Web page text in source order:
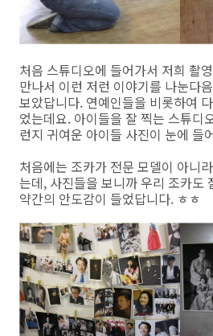
처음 스튜디오에 들어가서 저희 촬
만나서 이런 저런 이야기를 나눈다
보았답니다. 연예인들을 비롯하여
었는데요. 아이들을 잘 찍는 스튜디
런지 귀여운 아이들 사진이 눈에 들
처음에는 조카가 전문 모델이 아니
는데, 사진들을 보니까 우리 조카도
약간의 안도감이 들었답니다. ㅎㅎ